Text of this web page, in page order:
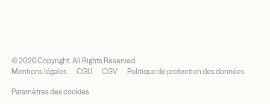
©2026Copyright. All Rights Reserved.
Mentions légales
CGU CGV Politique de protection des données
Paramètres des cookies